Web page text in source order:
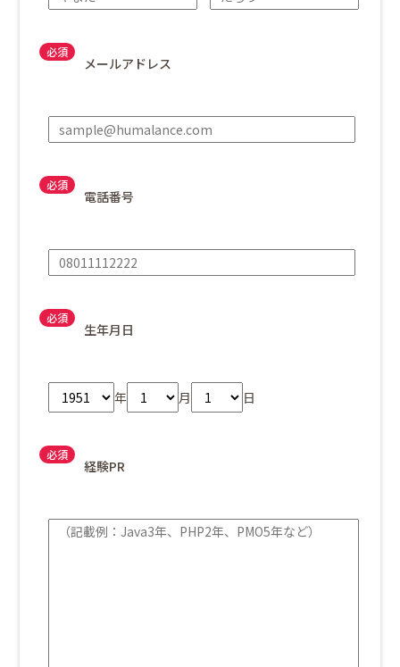
メールアドレス
電話番号
生年月日
年 月 日
経験PR